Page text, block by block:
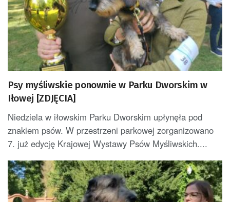
Psy myśliwskie ponownie w Parku Dworskim w
Iłowej [ZDJĘCIA]
Niedziela w iłowskim Parku Dworskim upłynęła pod
znakiem psów. W przestrzeni parkowej zorganizowano
7. już edycję Krajowej Wystawy Psów Myśliwskich....